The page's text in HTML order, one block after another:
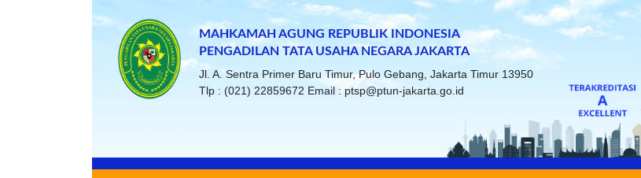
MAHKAMAH AGUNG REPUBLIK INDONESIA
PENGADILAN TATA USAHA NEGARA JAKARTA
Jl. A. Sentra Primer Baru Timur, Pulo Gebang, Jakarta Timur 13950
Tlp : (021) 22859672 Email : ptsp@ptun-jakarta.go.id